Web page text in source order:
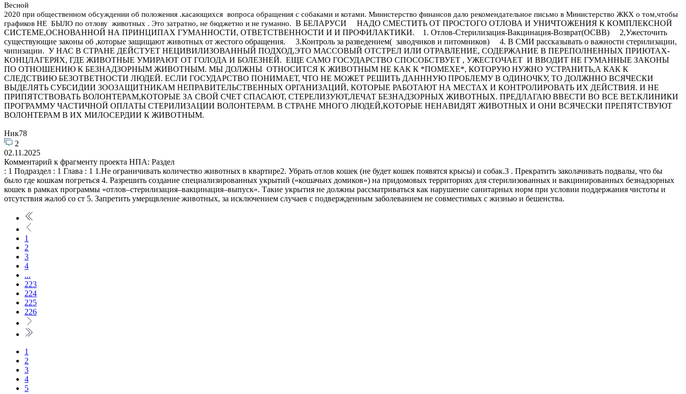
Весной
2020 при общественном обсуждении об положения .касающихся вопроса обращения с собаками и котами. Министерство финансов дало рекомендательное письмо в Министерство ЖКХ о том,чтобы
графиков НЕ БЫЛО по отлову животных . Это затратно, не бюджетно и не гуманно. В БЕЛАРУСИ НАДО СМЕСТИТЬ ОТ ПРОСТОГО ОТЛОВА И УНИЧТОЖЕНИЯ К КОМПЛЕКСНОЙ
СИСТЕМЕ,ОСНОВАННОЙ НА ПРИНЦИПАХ ГУМАННОСТИ, ОТВЕТСТВЕННОСТИ И И ПРОФИЛАКТИКИ. 1. Отлов-Стерилизация-Вакцинация-Возврат(ОСВВ) 2,Ужесточить
существующие законы об ,которые защищают животных от жестого обращения. 3.Контроль за разведением( заводчиков и питомников) 4. В СМИ рассказывать о важности стерилизации,
чипизации. У НАС В СТРАНЕ ДЕЙСТУЕТ НЕЦИВИЛИЗОВАННЫЙ ПОДХОД,ЭТО МАССОВЫЙ ОТСТРЕЛ ИЛИ ОТРАВЛЕНИЕ, СОДЕРЖАНИЕ В ПЕРЕПОЛНЕННЫХ ПРИЮТАХ-
КОНЦЛАГЕРЯХ, ГДЕ ЖИВОТНЫЕ УМИРАЮТ ОТ ГОЛОДА И БОЛЕЗНЕЙ. ЕЩЕ САМО ГОСУДАРСТВО СПОСОБСТВУЕТ , УЖЕСТОЧАЕТ И ВВОДИТ НЕ ГУМАННЫЕ ЗАКОНЫ
ПО ОТНОШЕНИЮ К БЕЗНАДЗОРНЫМ ЖИВОТНЫМ. МЫ ДОЛЖНЫ ОТНОСИТСЯ К ЖИВОТНЫМ НЕ КАК К *ПОМЕХЕ*, КОТОРУЮ НУЖНО УСТРАНИТЬ,А КАК К
СЛЕДСТВИЮ БЕЗОТВЕТНОСТИ ЛЮДЕЙ. ЕСЛИ ГОСУДАРСТВО ПОНИМАЕТ, ЧТО НЕ МОЖЕТ РЕШИТЬ ДАНННУЮ ПРОБЛЕМУ В ОДИНОЧКУ, ТО ДОЛЖННО ВСЯЧЕСКИ
ВЫДЕЛЯТЬ СУБСИДИИ ЗООЗАЩИТНИКАМ НЕПРАВИТЕЛЬСТВЕННЫХ ОРГАНИЗАЦИЙ, КОТОРЫЕ РАБОТАЮТ НА МЕСТАХ И КОНТРОЛИРОВАТЬ ИХ ДЕЙСТВИЯ. И НЕ
ПРИПЯТСТВОВАТЬ ВОЛОНТЕРАМ,КОТОРЫЕ ЗА СВОЙ СЧЕТ СПАСАЮТ, СТЕРЕЛИЗУЮТ,ЛЕЧАТ БЕЗНАДЗОРНЫХ ЖИВОТНЫХ. ПРЕДЛАГАЮ ВВЕСТИ ВО ВСЕ ВЕТ.КЛИНИКИ
ПРОГРАММУ ЧАСТИЧНОЙ ОПЛАТЫ СТЕРИЛИЗАЦИИ ВОЛОНТЕРАМ. В СТРАНЕ МНОГО ЛЮДЕЙ,КОТОРЫЕ НЕНАВИДЯТ ЖИВОТНЫХ И ОНИ ВСЯЧЕСКИ ПРЕПЯТСТВУЮТ
ВОЛОНТЕРАМ В ИХ МИЛОСЕРДИИ К ЖИВОТНЫМ.
Ник78
2
02.11.2025
Комментарий к фрагменту проекта НПА: Раздел
: 1 Подраздел : 1 Глава : 1 1.Не ограничивать количество животных в квартире2. Убрать отлов кошек (не будет кошек появятся крысы) и собак.3 . Прекратить заколачивать подвалы, что бы
было где кошкам погреться 4. Разрешить создание специализированных укрытий («кошачьих домиков») на придомовых территориях для стерилизованных и вакцинированных безнадзорных
кошек в рамках программы «отлов–стерилизация–вакцинация–выпуск». Такие укрытия не должны рассматриваться как нарушение санитарных норм при условии поддержания чистоты и
отсутствия жалоб со ст 5. Запретить умерщвление животных, за исключением случаев с подвержденным заболеванием не совместимых с жизнью и бешенства.
1
2
3
4
...
223
224
225
226
1
2
3
4
5